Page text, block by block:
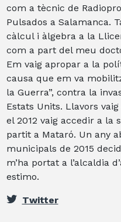
com a tècnic de
Pulsados a Salamanca.
càlcul i àlgebra a la
com a part del meu
Em vaig apropar a la
causa que em va
la Guerra”, contra la
Estats Units. Llavors
el 2012 vaig accedir a la
partit a Mataró. Un any
municipals de 2015
m’ha portat a l’alcaldia
estimo.
Twitter